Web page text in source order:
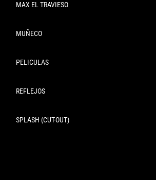
MAX EL TRAVIESO
MUÑECO
PELICULAS
REFLEJOS
SPLASH (CUT-OUT)